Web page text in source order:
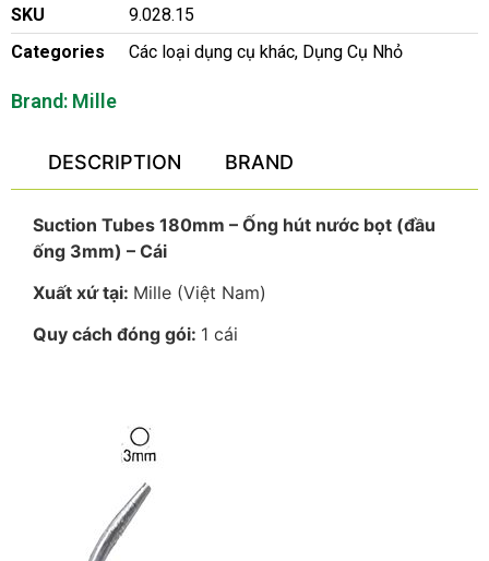
SKU
9.028.15
Categories
Các loại dụng cụ khác, Dụng Cụ Nhỏ
Brand: Mille
DESCRIPTION BRAND
Suction Tubes 180mm – Ống hút nước bọt (đầu
ống 3mm) – Cái
Xuất xứ tại: Mille (Việt Nam)
Quy cách đóng gói: 1 cái